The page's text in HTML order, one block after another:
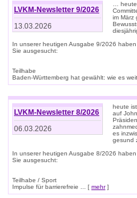
LVKM-Newsletter 9/2026
13.03.2026
…
im März
In unserer heutigen Ausgabe 9/2026
Sie ausgesucht:
Teilhabe
Baden-Württemberg hat gewählt: wie es
LVKM-Newsletter 8/2026
06.03.2026
heute
auf
es
gesund
In unserer heutigen Ausgabe 8/2026
Sie ausgesucht:
Teilhabe / Sport
Impulse für barrierefreie ... [ mehr]